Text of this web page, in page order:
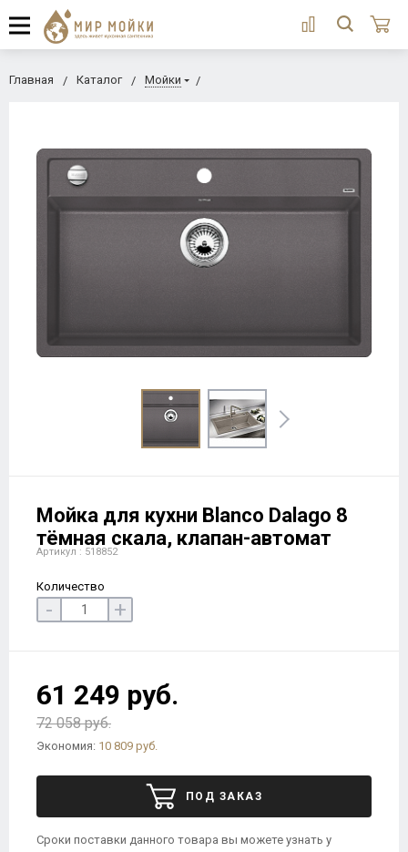
Главная Каталог Мойки
Мойка для кухни Blanco Dalago 8
тёмная скала, клапан-автомат
Артикул : 518852
Количество
- +
61 249 руб.
72 058 руб.
Экономия: 10 809 руб.
ПОД ЗАКАЗ
Сроки поставки данного товара вы можете узнать у